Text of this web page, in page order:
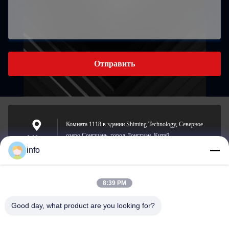
Отправить
Address
Комната 1118 в здании Shiming Technology, Северное
озеро Сонгшань, город Донггуан, Китай.
info@gdpowerplus.com
info
8:39 PM
Good day, what product are you looking for?